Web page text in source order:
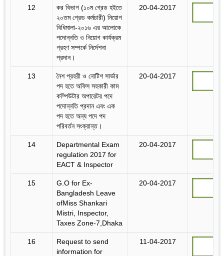
12
কর বিভাগ (১০ম গ্রেড হইতে
২০তম গ্রেড কর্মচারী) নিয়োগ
বিধিমালা-২০১৬ এর আলোকে
পদোন্নতি ও নিয়োগ কার্যক্রম
গ্রহণ সম্পর্কে নির্দেশনা
প্রদান।
20-04-2017
13
নৈশ প্রহরী ও নোটিশ সার্ভার
পদ হতে অফিস সহকারী কাম
কম্পিউটার অপারেটর পদে
পদোন্নতি প্রদান এবং এক
পদ হতে অন্য পদে পদ
পরিবর্তন সংক্রান্ত।
20-04-2017
14
Departmental Exam
regulation 2017 for
EACT & Inspector
20-04-2017
15
G.O for Ex-
Bangladesh Leave
ofMiss Shankari
Mistri, Inspector,
Taxes Zone-7,Dhaka
20-04-2017
16
Request to send
information for
11-04-2017